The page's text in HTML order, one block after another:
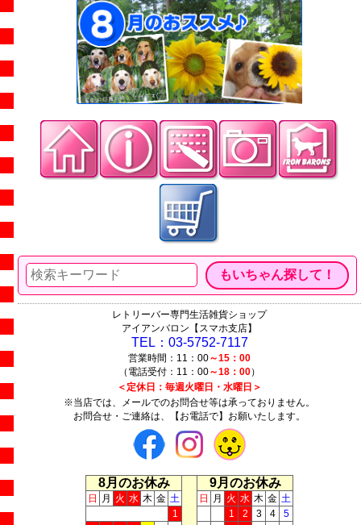
レトリーバー専門生活雑貨ショップ
アイアンバロン【スマホ支店】
TEL：03-5752-7117
営業時間：11：00～15：00
（電話受付：11：00～18：00）
＜定休日：毎週火曜日・水曜日＞
※当店では、メールでのお問合せ等は承っておりません。
お問合せ・ご連絡は、【お電話で】お願いたします。
8月のお休み 9月のお休み
日 月 火 水 木 金 土 日 月 火 水 木 金 土
1
1 2 3 4
5